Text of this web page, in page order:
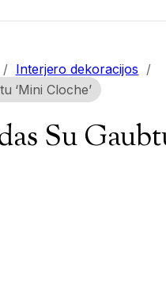
/ Interjero dekoracijos /
‘Mini Cloche’
Su